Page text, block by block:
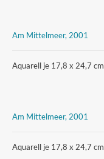
Am Mittelmeer, 2001
Aquarell je 17,8 x 24,7 cm
Am Mittelmeer, 2001
Aquarell je 17,8 x 24,7 cm